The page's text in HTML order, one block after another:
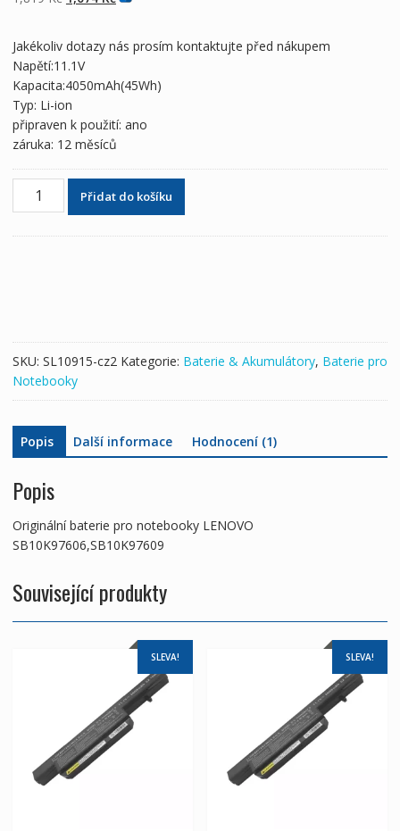
zákazníka
1,819 Kč1,074 Kč
Jakékoliv dotazy nás prosím kontaktujte před nákupem
Napětí:11.1V
Kapacita:4050mAh(45Wh)
Typ: Li-ion
připraven k použití: ano
záruka: 12 měsíců
Originální
Přidat do košíku
SKU: SL10915-cz2 Kategorie: Baterie & Akumulátory, Baterie pro
Notebooky
Popis Další informace Hodnocení (1)
Popis
Originální baterie pro notebooky LENOVO
SB10K97606,SB10K97609
Související produkty
SLEVA! SLEVA!